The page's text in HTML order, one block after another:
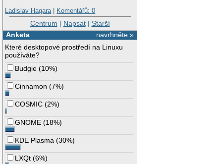
Ladislav Hagara | Komentářů: 0
Centrum | Napsat| Starší
navrhněte »
Anketa
Které desktopové prostředí na Linuxu
používáte?
Budgie (10%)
Cinnamon (7%)
COSMIC (2%)
GNOME (18%)
KDE Plasma (30%)
LXQt (6%)